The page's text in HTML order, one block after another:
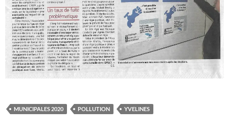
MUNICIPALES 2020 POLLUTION YVELINES